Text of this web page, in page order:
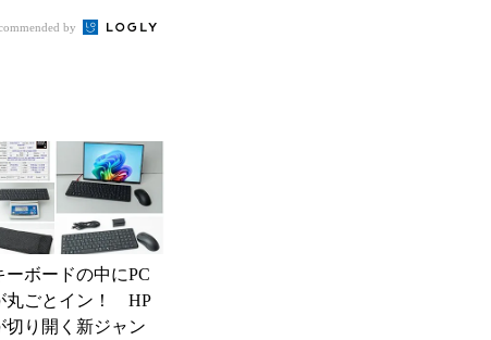
事...
by
ーボードの中にPC
丸ごとイン！ HP
切り開く新ジャン